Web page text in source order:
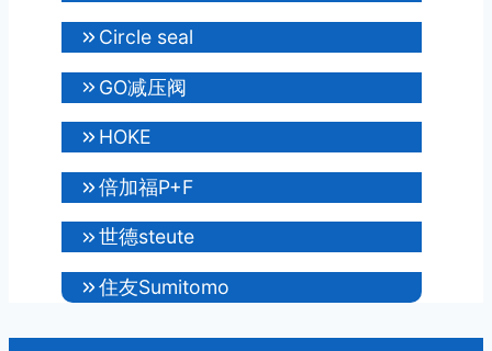
Circle seal
GO减压阀
HOKE
倍加福P+F
世德steute
住友Sumitomo